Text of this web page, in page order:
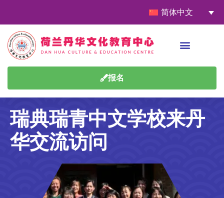
简体中文
报名
瑞典瑞青中文学校来丹
华交流访问